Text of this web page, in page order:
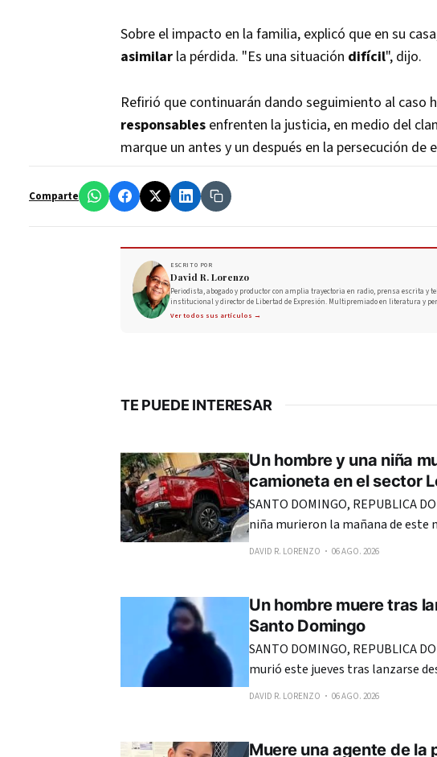
Sobre el impacto en la familia, explicó que en su
asimilar la pérdida. "Es una situación difícil", dijo.
Refirió que continuarán dando seguimiento al caso
responsables enfrenten la justicia, en medio del
marque un antes y un después en la persecución de
Comparte
ESCRITO POR
David R. Lorenzo
Periodista, abogado y productor con amplia trayectoria en radio, prensa escrita y
institucional y director de Libertad de Expresión. Multipremiado en literatura y
Ver todos sus artículos →
TE PUEDE INTERESAR
Un hombre y una niña
camioneta en el sector
SANTO DOMINGO, REPUBLICA
niña murieron la mañana de
una camioneta de doble cabina en
DAVID R. LORENZO 06 AGO. 2026
Un hombre muere tras
Santo Domingo
SANTO DOMINGO, REPUBLICA
murió este jueves tras lanzarse
del sector La Ciénaga, en el
DAVID R. LORENZO 06 AGO. 2026
Muere una agente de la